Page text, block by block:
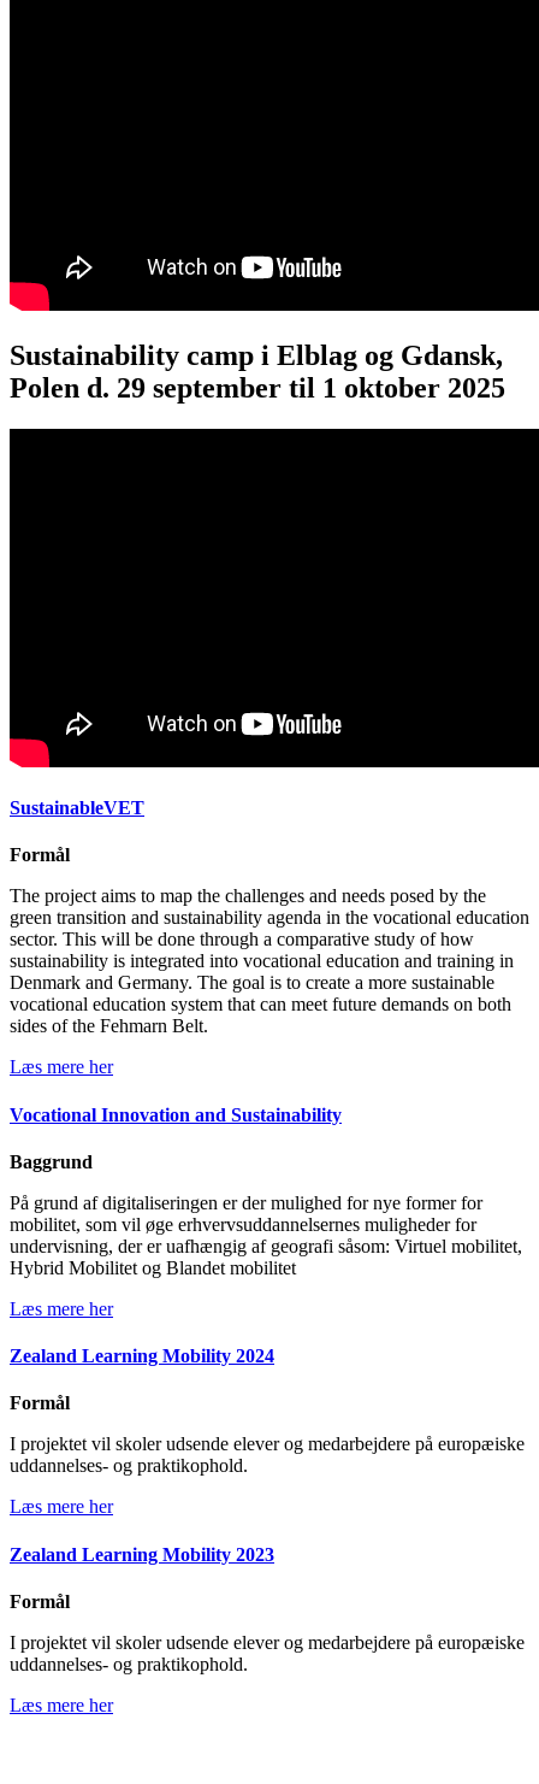
Sustainability camp i Elblag og Gdansk,
Polen d. 29 september til 1 oktober 2025
SustainableVET
Formål
The project aims to map the challenges and needs posed by the
green transition and sustainability agenda in the vocational education
sector. This will be done through a comparative study of how
sustainability is integrated into vocational education and training in
Denmark and Germany. The goal is to create a more sustainable
vocational education system that can meet future demands on both
sides of the Fehmarn Belt.
Læs mere her
Vocational Innovation and Sustainability
Baggrund
På grund af digitaliseringen er der mulighed for nye former for
mobilitet, som vil øge erhvervsuddannelsernes muligheder for
undervisning, der er uafhængig af geografi såsom: Virtuel mobilitet,
Hybrid Mobilitet og Blandet mobilitet
Læs mere her
Zealand Learning Mobility 2024
Formål
I projektet vil skoler udsende elever og medarbejdere på europæiske
uddannelses- og praktikophold.
Læs mere her
Zealand Learning Mobility 2023
Formål
I projektet vil skoler udsende elever og medarbejdere på europæiske
uddannelses- og praktikophold.
Læs mere her